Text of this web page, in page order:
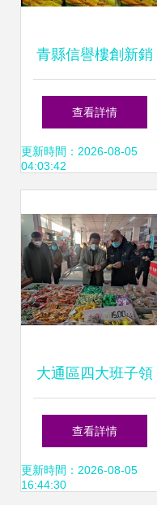
青縣信譽樓創新銷
售模式 散稱食品分
裝盒整件銷售，便
查看詳情
更新時間：2026-08-05
04:03:42
大通區四大班子領
導帶隊開展節日慰
問暨“三品一特”及
查看詳情
更新時間：2026-08-05
16:44:30